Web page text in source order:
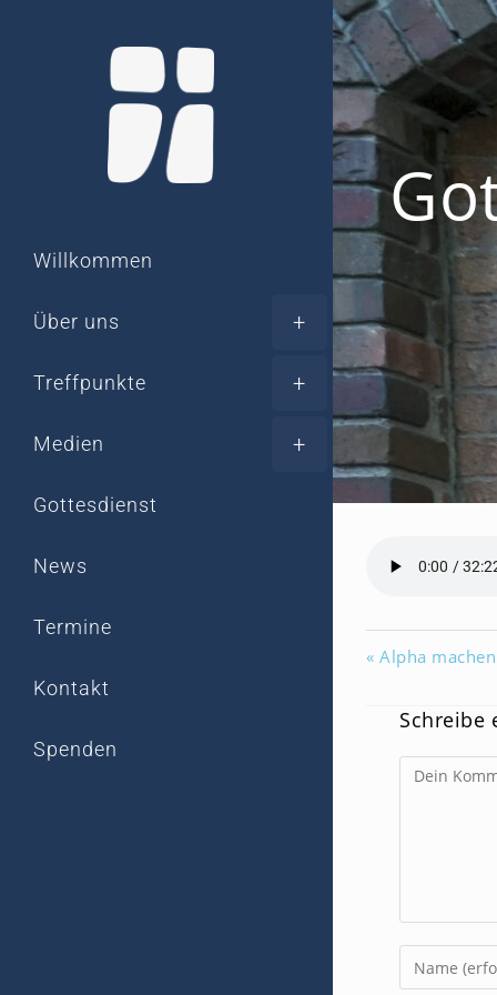
Zum
Inhalt
springen
Willkommen
Über uns
Treffpunkte
Medien
Gottesdienst
News
Termine
Kontakt
Spenden
« Alpha
Schreibe
Kommentar
Gib
deinen